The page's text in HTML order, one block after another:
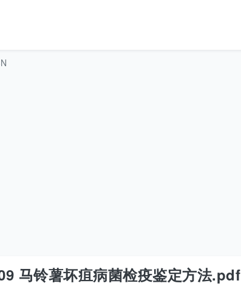
马铃薯坏疽病菌检疫鉴定方法.pdf